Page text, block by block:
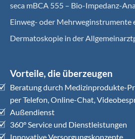
seca mBCA 555 – Bio-Impedanz-
Einweg- oder Mehrweginstrumente
Dermatoskopie in der
Vorteile, die überzeugen
Beratung durch Medizinprodukte-
per Telefon, Online-Chat,
Außendienst
360° Service und Dienstleistungen
Innovative Versorgungskonzepte